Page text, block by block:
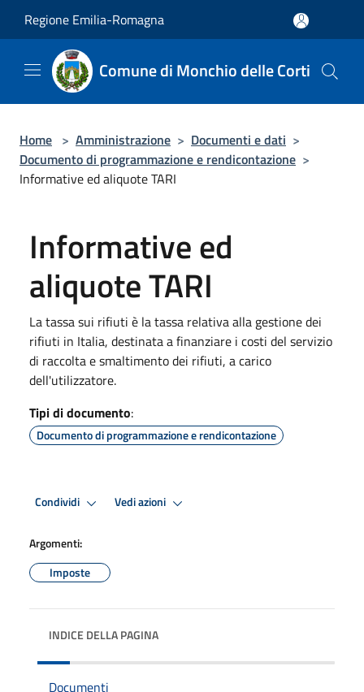
Regione Emilia-Romagna
Comune di Monchio delle Corti
Home > Amministrazione > Documenti e dati >
Documento di programmazione e rendicontazione >
Informative ed aliquote TARI
Informative ed
aliquote TARI
La tassa sui rifiuti è la tassa relativa alla gestione dei
rifiuti in Italia, destinata a finanziare i costi del servizio
di raccolta e smaltimento dei rifiuti, a carico
dell'utilizzatore.
Tipi di documento:
Documento di programmazione e rendicontazione
Condividi Vedi azioni
Argomenti:
Imposte
INDICE DELLA PAGINA
Documenti